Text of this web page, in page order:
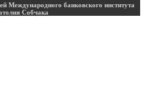
Международного банковского института
Собчака